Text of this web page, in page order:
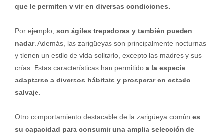
que le permiten vivir en diversas condiciones.
Por ejemplo, son ágiles trepadoras y también pueden
nadar. Además, las zarigüeyas son principalmente nocturnas
y tienen un estilo de vida solitario, excepto las madres y sus
crías. Estas características han permitido a la especie
adaptarse a diversos hábitats y prosperar en estado
salvaje.
Otro comportamiento destacable de la zarigüeya común es
su capacidad para consumir una amplia selección de